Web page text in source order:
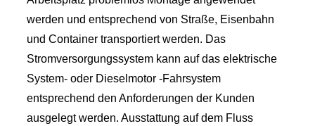
werden und entsprechend von Straße, Eisenbahn
und Container transportiert werden. Das
Stromversorgungssystem kann auf das elektrische
System- oder Dieselmotor -Fahrsystem
entsprechend den Anforderungen der Kunden
ausgelegt werden. Ausstattung auf dem Fluss